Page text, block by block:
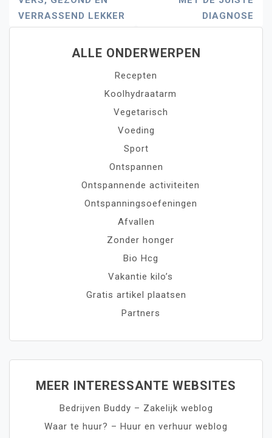
Navigatie
VERRASSEND LEKKER
DIAGNOSE
ALLE ONDERWERPEN
Recepten
Koolhydraatarm
Vegetarisch
Voeding
Sport
Ontspannen
Ontspannende activiteiten
Ontspanningsoefeningen
Afvallen
Zonder honger
Bio Hcg
Vakantie kilo’s
Gratis artikel plaatsen
Partners
MEER INTERESSANTE WEBSITES
Bedrijven Buddy – Zakelijk weblog
Waar te huur? – Huur en verhuur weblog